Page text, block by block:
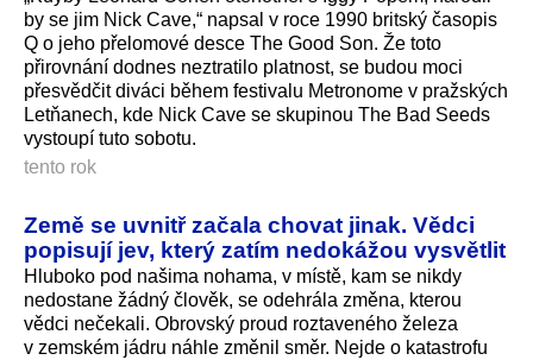
by se jim Nick Cave,“ napsal v roce 1990 britský časopis
Q o jeho přelomové desce The Good Son. Že toto
přirovnání dodnes neztratilo platnost, se budou moci
přesvědčit diváci během festivalu Metronome v pražských
Letňanech, kde Nick Cave se skupinou The Bad Seeds
vystoupí tuto sobotu.
tento rok
Země se uvnitř začala chovat jinak. Vědci
popisují jev, který zatím nedokážou vysvětlit
Hluboko pod našima nohama, v místě, kam se nikdy
nedostane žádný člověk, se odehrála změna, kterou
vědci nečekali. Obrovský proud roztaveného železa
v zemském jádru náhle změnil směr. Nejde o katastrofu